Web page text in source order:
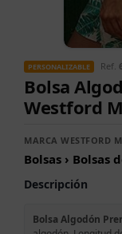
PERSONALIZABLE Ref.
Bolsa
Westford
MARCA WESTFORD
Bolsas › Bolsas
Descripción
Bolsa Algodón